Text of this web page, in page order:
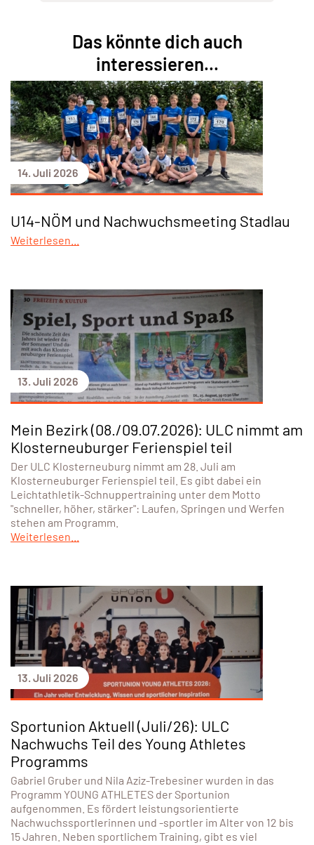
Das könnte dich auch
interessieren...
14. Juli 2026
U14-NÖM und Nachwuchsmeeting Stadlau
Weiterlesen...
13. Juli 2026
Mein Bezirk (08./09.07.2026): ULC nimmt am
Klosterneuburger Ferienspiel teil
Der ULC Klosterneuburg nimmt am 28. Juli am
Klosterneuburger Ferienspiel teil. Es gibt dabei ein
Leichtathletik-Schnuppertraining unter dem Motto
"schneller, höher, stärker": Laufen, Springen und Werfen
stehen am Programm.
Weiterlesen...
13. Juli 2026
Sportunion Aktuell (Juli/26): ULC
Nachwuchs Teil des Young Athletes
Programms
Gabriel Gruber und Nila Aziz-Trebesiner wurden in das
Programm YOUNG ATHLETES der Sportunion
aufgenommen. Es fördert leistungsorientierte
Nachwuchssportlerinnen und -sportler im Alter von 12 bis
15 Jahren. Neben sportlichem Training, gibt es viel